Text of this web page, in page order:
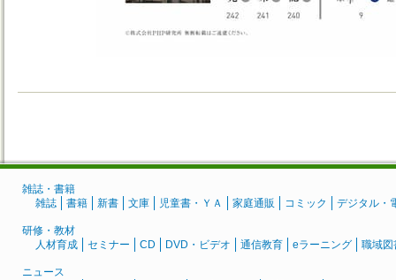
雑誌・書籍
雑誌
書籍 新書 文庫 児童書・ＹＡ 家庭通販 コミック デジタル・
研修・教材
人材育成
セミナー CD DVD・ビデオ 通信教育 eラーニング 職域図
ニュース